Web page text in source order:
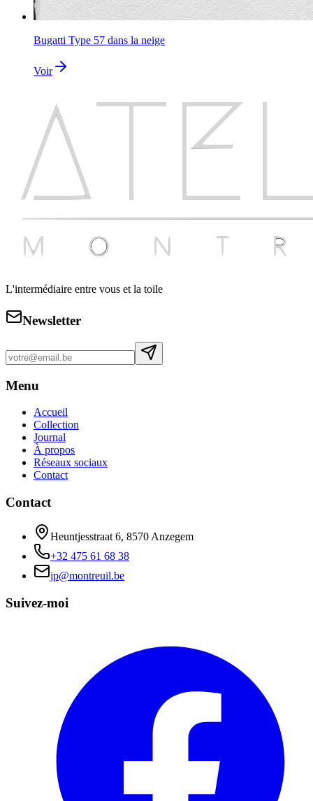
Bugatti Type 57 dans la neige
Voir
L'intermédiaire entre vous et la toile
Newsletter
Menu
Accueil
Collection
Journal
À propos
Réseaux sociaux
Contact
Contact
Heuntjesstraat 6, 8570 Anzegem
+32 475 61 68 38
jp@montreuil.be
Suivez-moi